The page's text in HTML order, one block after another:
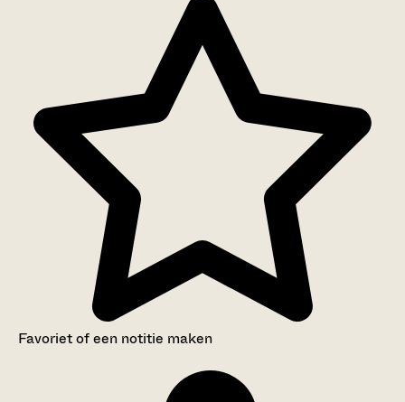
Favoriet of een notitie maken